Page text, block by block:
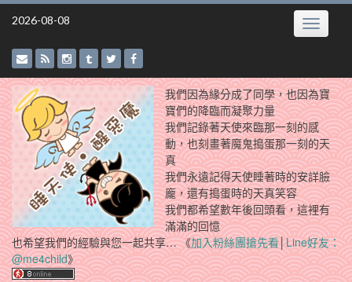
Skip
2026-08-08 Toggle
我們因為緣分成了同學，也因為寶
寶們的降臨而凝聚力量
我們記錄著天使來臨那一刻的感
動，也刻畫著魔鬼搗蛋那一刻的天
真
我們永遠記得天使睡著時的安詳臉
龐，還有搗蛋時的天真笑容
我們都希望數年後回頭看，這裡有
滿滿的回憶
也希望我們的經驗與您一起共享… 《加入粉絲團搶先看│Line好友：
@me4child》